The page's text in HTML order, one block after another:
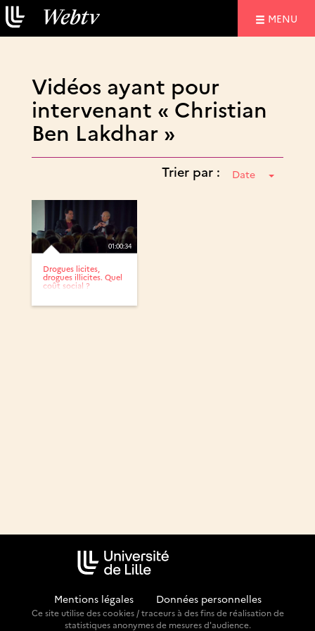
MENU
Vidéos ayant pour
intervenant « Christian
Ben Lakdhar »
Trier par : Date
01:00:34
Drogues licites,
drogues illicites. Quel
coût social ?
Mentions légales Données personnelles
Ce site utilise des cookies / traceurs à des fins de réalisation de
statistiques anonymes de mesures d'audience.